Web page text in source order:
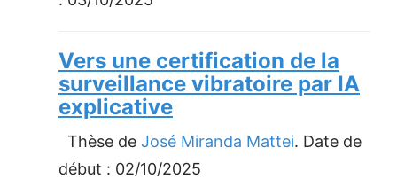
Vers une certification de la
surveillance vibratoire par IA
explicative
Thèse de José Miranda Mattei. Date de
début : 02/10/2025